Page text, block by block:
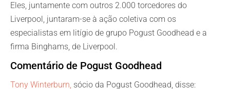
Eles, juntamente com outros 2.000 torcedores do
Liverpool, juntaram-se à ação coletiva com os
especialistas em litígio de grupo Pogust Goodhead e a
firma Binghams, de Liverpool.
Comentário de Pogust Goodhead
Tony Winterburn, sócio da Pogust Goodhead, disse: